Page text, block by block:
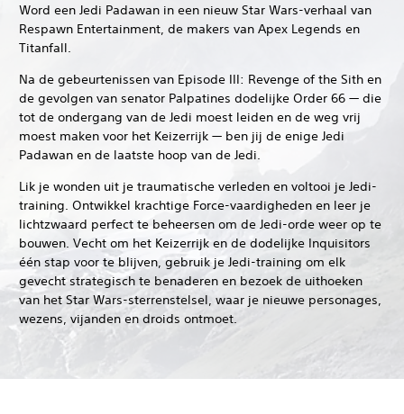
Word een Jedi Padawan in een nieuw Star Wars-verhaal van
Respawn Entertainment, de makers van Apex Legends en
Titanfall.
Na de gebeurtenissen van Episode III: Revenge of the Sith en
de gevolgen van senator Palpatines dodelijke Order 66 — die
tot de ondergang van de Jedi moest leiden en de weg vrij
moest maken voor het Keizerrijk — ben jij de enige Jedi
Padawan en de laatste hoop van de Jedi.
Lik je wonden uit je traumatische verleden en voltooi je Jedi-
training. Ontwikkel krachtige Force-vaardigheden en leer je
lichtzwaard perfect te beheersen om de Jedi-orde weer op te
bouwen. Vecht om het Keizerrijk en de dodelijke Inquisitors
één stap voor te blijven, gebruik je Jedi-training om elk
gevecht strategisch te benaderen en bezoek de uithoeken
van het Star Wars-sterrenstelsel, waar je nieuwe personages,
wezens, vijanden en droids ontmoet.